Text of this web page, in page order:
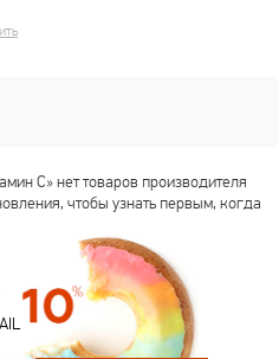
С» нет товаров производителя
чтобы узнать первым, когда